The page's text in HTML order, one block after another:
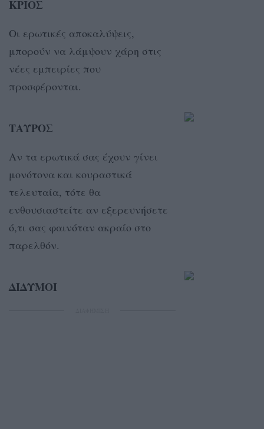
ΚΡΙΟΣ
Οι ερωτικές αποκαλύψεις,
μπορούν να λάμψουν χάρη στις
νέες εμπειρίες που
προσφέρονται.
ΤΑΥΡΟΣ
Αν τα ερωτικά σας έχουν γίνει
μονότονα και κουραστικά
τελευταία, τότε θα
ενθουσιαστείτε αν εξερευνήσετε
ό,τι σας φαινόταν ακραίο στο
παρελθόν.
ΔΙΔΥΜΟΙ